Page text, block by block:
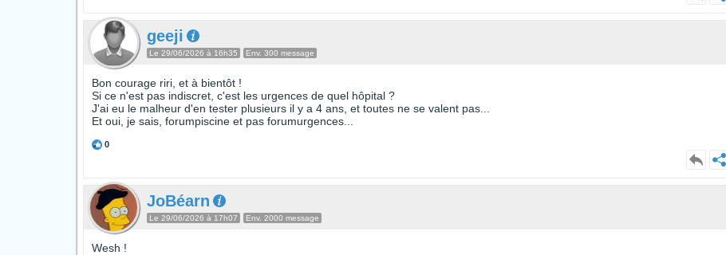
geeji
Le 29/06/2026 à 16h35 Env. 300 message
Bon courage riri, et à bientôt !
Si ce n'est pas indiscret, c'est les urgences de quel hôpital ?
J'ai eu le malheur d'en tester plusieurs il y a 4 ans, et toutes ne se valent pas...
Et oui, je sais, forumpiscine et pas forumurgences...
0
JoBéarn
Le 29/06/2026 à 17h07 Env. 2000 message
Wesh !